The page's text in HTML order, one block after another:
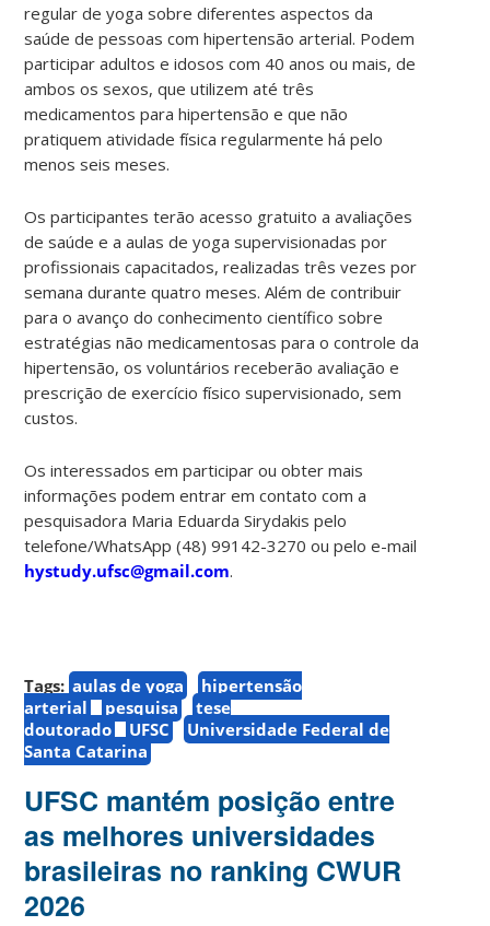
regular de yoga sobre diferentes aspectos da
saúde de pessoas com hipertensão arterial. Podem
participar adultos e idosos com 40 anos ou mais, de
ambos os sexos, que utilizem até três
medicamentos para hipertensão e que não
pratiquem atividade física regularmente há pelo
menos seis meses.
Os participantes terão acesso gratuito a avaliações
de saúde e a aulas de yoga supervisionadas por
profissionais capacitados, realizadas três vezes por
semana durante quatro meses. Além de contribuir
para o avanço do conhecimento científico sobre
estratégias não medicamentosas para o controle da
hipertensão, os voluntários receberão avaliação e
prescrição de exercício físico supervisionado, sem
custos.
Os interessados em participar ou obter mais
informações podem entrar em contato com a
pesquisadora Maria Eduarda Sirydakis pelo
telefone/WhatsApp (48) 99142-3270 ou pelo e-mail
hystudy.ufsc@gmail.com.
Tags: aulas de yoga
hipertensão
arterial
pesquisa
tese
doutorado
UFSC
Universidade Federal de
Santa Catarina
UFSC mantém posição entre
as melhores universidades
brasileiras no ranking CWUR
2026